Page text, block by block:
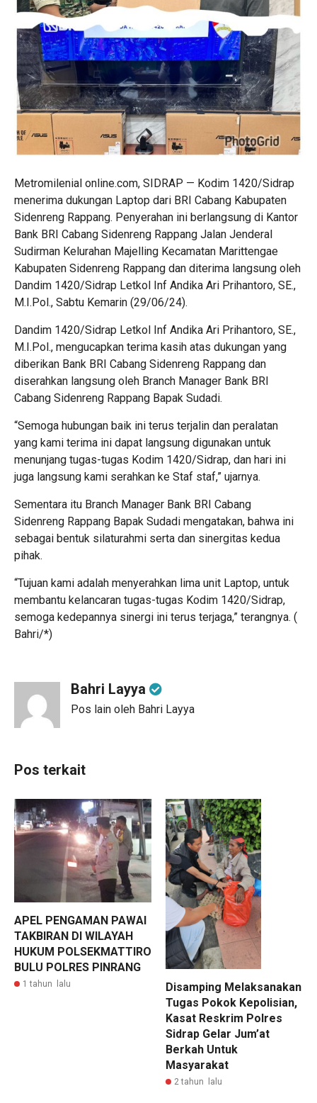
Metromilenial online.com, SIDRAP — Kodim 1420/Sidrap
menerima dukungan Laptop dari BRI Cabang Kabupaten
Sidenreng Rappang. Penyerahan ini berlangsung di Kantor
Bank BRI Cabang Sidenreng Rappang Jalan Jenderal
Sudirman Kelurahan Majelling Kecamatan Marittengae
Kabupaten Sidenreng Rappang dan diterima langsung oleh
Dandim 1420/Sidrap Letkol Inf Andika Ari Prihantoro, SE.,
M.I.Pol., Sabtu Kemarin (29/06/24).
Dandim 1420/Sidrap Letkol Inf Andika Ari Prihantoro, SE.,
M.I.Pol., mengucapkan terima kasih atas dukungan yang
diberikan Bank BRI Cabang Sidenreng Rappang dan
diserahkan langsung oleh Branch Manager Bank BRI
Cabang Sidenreng Rappang Bapak Sudadi.
“Semoga hubungan baik ini terus terjalin dan peralatan
yang kami terima ini dapat langsung digunakan untuk
menunjang tugas-tugas Kodim 1420/Sidrap, dan hari ini
juga langsung kami serahkan ke Staf staf,” ujarnya.
Sementara itu Branch Manager Bank BRI Cabang
Sidenreng Rappang Bapak Sudadi mengatakan, bahwa ini
sebagai bentuk silaturahmi serta dan sinergitas kedua
pihak.
“Tujuan kami adalah menyerahkan lima unit Laptop, untuk
membantu kelancaran tugas-tugas Kodim 1420/Sidrap,
semoga kedepannya sinergi ini terus terjaga,” terangnya. (
Bahri/*)
Bahri Layya
Pos lain oleh Bahri Layya
Pos terkait
APEL PENGAMAN PAWAI
TAKBIRAN DI WILAYAH
HUKUM POLSEKMATTIRO
BULU POLRES PINRANG
1 tahun lalu
Disamping Melaksanakan
Tugas Pokok Kepolisian,
Kasat Reskrim Polres
Sidrap Gelar Jum’at
Berkah Untuk
Masyarakat
2 tahun lalu